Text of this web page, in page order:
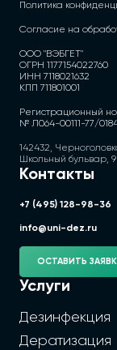
Политика
Согласие на
ООО "ВЭБГЕТ"
ОГРН 1177154022760
ИНН 7118021632
КПП 711801001
Регистрационный
№ Л064-00111-77/
142432,
Школьный бульвар, 9
Контакты
+7 (495) 128-98-36
info@uni-dez.ru
ОСТАВИТЬ
Услуги
Дезинфекция
Дератизация